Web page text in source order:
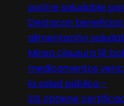
postre saludable
Destacan
alimentación
Minsa clausura 18
medicamentos
la salud pública –
SIS obtiene